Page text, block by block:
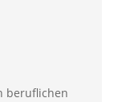
beruflichen